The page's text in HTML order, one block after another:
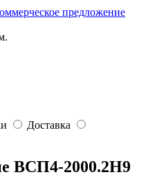
предложение
Доставка
ВСП4-2000.2Н9